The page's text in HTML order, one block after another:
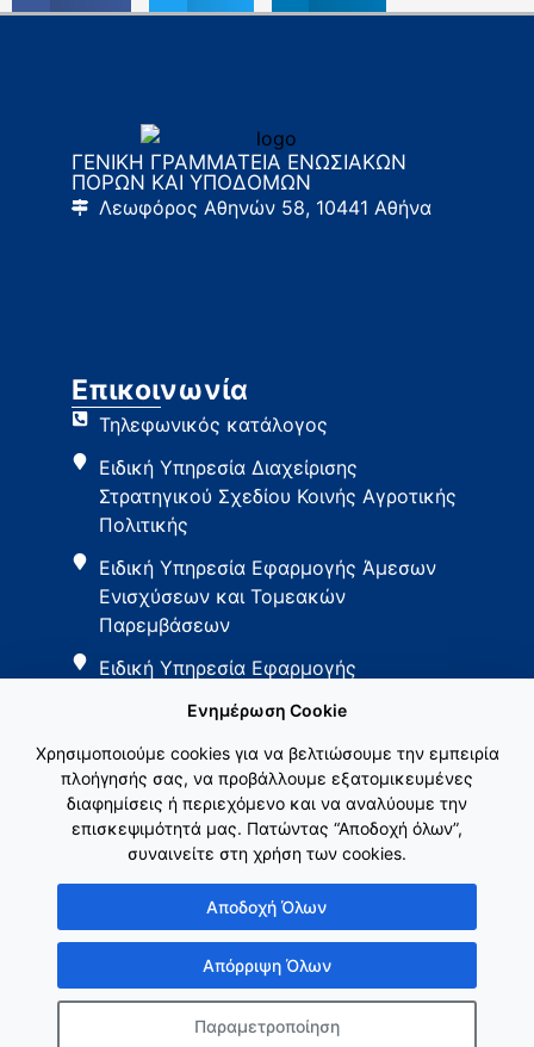
ΓΕΝΙΚΗ ΓΡΑΜΜΑΤΕΙΑ ΕΝΩΣΙΑΚΩΝ
ΠΟΡΩΝ ΚΑΙ ΥΠΟΔΟΜΩΝ
Λεωφόρος Αθηνών 58, 10441 Αθήνα
Επικοινωνία
Τηλεφωνικός κατάλογος
Ειδική Υπηρεσία Διαχείρισης
Στρατηγικού Σχεδίου Κοινής Αγροτικής
Πολιτικής
Ειδική Υπηρεσία Εφαρμογής Άμεσων
Ενισχύσεων και Τομεακών
Παρεμβάσεων
Ειδική Υπηρεσία Εφαρμογής
Εθνικό Δίκτυο ΚΑΠ
Copyright © Γενική Γραμματεία Ενωσιακών Πόρων & Υποδομών
Ενημέρωση Cookie
Χρησιμοποιούμε cookies για να βελτιώσουμε την εμπειρία
πλοήγησής σας, να προβάλλουμε εξατομικευμένες
διαφημίσεις ή περιεχόμενο και να αναλύουμε την
επισκεψιμότητά μας. Πατώντας “Αποδοχή όλων”,
συναινείτε στη χρήση των cookies.
Αποδοχή Όλων
Απόρριψη Όλων
Παραμετροποίηση